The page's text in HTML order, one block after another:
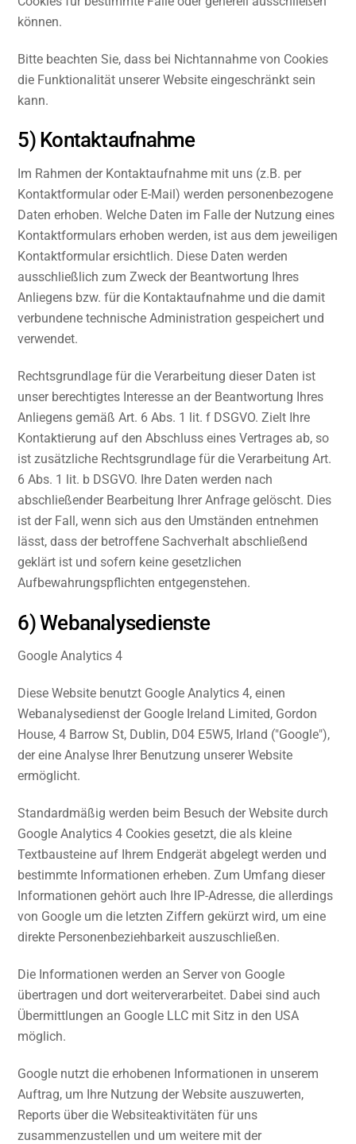
können.
Bitte beachten Sie, dass bei Nichtannahme von Cookies
die Funktionalität unserer Website eingeschränkt sein
kann.
5) Kontaktaufnahme
Im Rahmen der Kontaktaufnahme mit uns (z.B. per
Kontaktformular oder E-Mail) werden personenbezogene
Daten erhoben. Welche Daten im Falle der Nutzung eines
Kontaktformulars erhoben werden, ist aus dem jeweiligen
Kontaktformular ersichtlich. Diese Daten werden
ausschließlich zum Zweck der Beantwortung Ihres
Anliegens bzw. für die Kontaktaufnahme und die damit
verbundene technische Administration gespeichert und
verwendet.
Rechtsgrundlage für die Verarbeitung dieser Daten ist
unser berechtigtes Interesse an der Beantwortung Ihres
Anliegens gemäß Art. 6 Abs. 1 lit. f DSGVO. Zielt Ihre
Kontaktierung auf den Abschluss eines Vertrages ab, so
ist zusätzliche Rechtsgrundlage für die Verarbeitung Art.
6 Abs. 1 lit. b DSGVO. Ihre Daten werden nach
abschließender Bearbeitung Ihrer Anfrage gelöscht. Dies
ist der Fall, wenn sich aus den Umständen entnehmen
lässt, dass der betroffene Sachverhalt abschließend
geklärt ist und sofern keine gesetzlichen
Aufbewahrungspflichten entgegenstehen.
6) Webanalysedienste
Google Analytics 4
Diese Website benutzt Google Analytics 4, einen
Webanalysedienst der Google Ireland Limited, Gordon
House, 4 Barrow St, Dublin, D04 E5W5, Irland ("Google"),
der eine Analyse Ihrer Benutzung unserer Website
ermöglicht.
Standardmäßig werden beim Besuch der Website durch
Google Analytics 4 Cookies gesetzt, die als kleine
Textbausteine auf Ihrem Endgerät abgelegt werden und
bestimmte Informationen erheben. Zum Umfang dieser
Informationen gehört auch Ihre IP-Adresse, die allerdings
von Google um die letzten Ziffern gekürzt wird, um eine
direkte Personenbeziehbarkeit auszuschließen.
Die Informationen werden an Server von Google
übertragen und dort weiterverarbeitet. Dabei sind auch
Übermittlungen an Google LLC mit Sitz in den USA
möglich.
Google nutzt die erhobenen Informationen in unserem
Auftrag, um Ihre Nutzung der Website auszuwerten,
Reports über die Websiteaktivitäten für uns
zusammenzustellen und um weitere mit der